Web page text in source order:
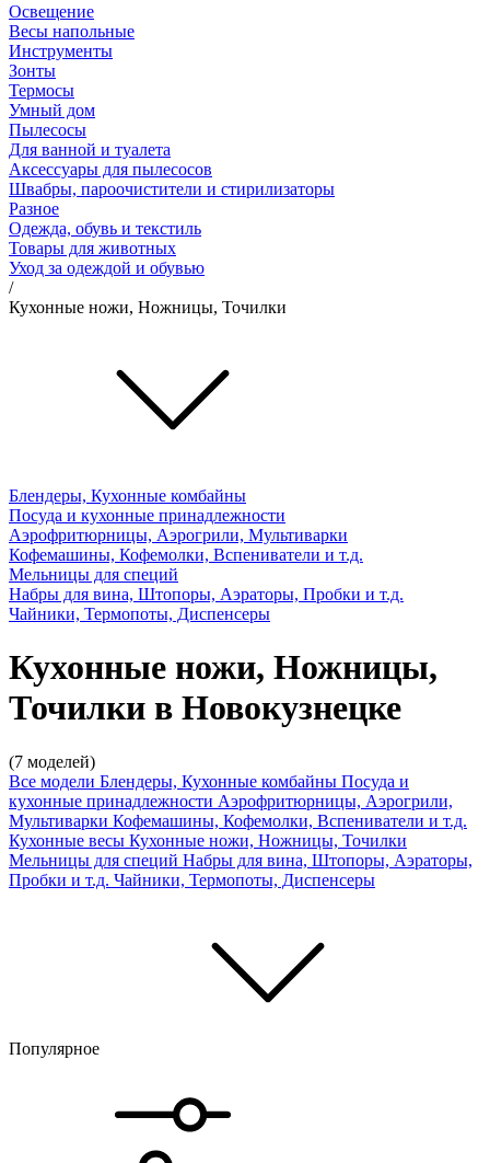
Освещение
Весы напольные
Инструменты
Зонты
Термосы
Умный дом
Пылесосы
Для ванной и туалета
Аксессуары для пылесосов
Швабры, пароочистители и стирилизаторы
Разное
Одежда, обувь и текстиль
Товары для животных
Уход за одеждой и обувью
/
Кухонные ножи, Ножницы, Точилки
Блендеры, Кухонные комбайны
Посуда и кухонные принадлежности
Аэрофритюрницы, Аэрогрили, Мультиварки
Кофемашины, Кофемолки, Вспениватели и т.д.
Мельницы для специй
Набры для вина, Штопоры, Аэраторы, Пробки и т.д.
Чайники, Термопоты, Диспенсеры
Кухонные ножи, Ножницы,
Точилки в Новокузнецке
(7 моделей)
Все модели Блендеры, Кухонные комбайны Посуда и
кухонные принадлежности Аэрофритюрницы, Аэрогрили,
Мультиварки Кофемашины, Кофемолки, Вспениватели и т.д.
Кухонные весы Кухонные ножи, Ножницы, Точилки
Мельницы для специй Набры для вина, Штопоры, Аэраторы,
Пробки и т.д. Чайники, Термопоты, Диспенсеры
Популярное